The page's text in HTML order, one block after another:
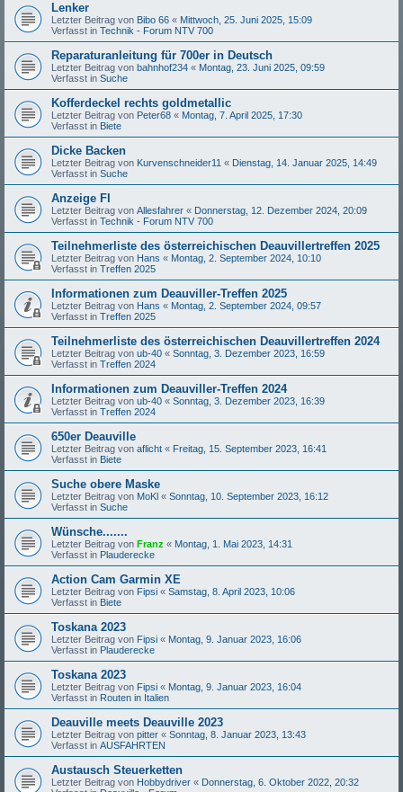
Lenker
Letzter Beitrag von Bibo 66 « Mittwoch, 25. Juni 2025, 15:09
Verfasst in Technik - Forum NTV 700
Reparaturanleitung für 700er in Deutsch
Letzter Beitrag von bahnhof234 « Montag, 23. Juni 2025, 09:59
Verfasst in Suche
Kofferdeckel rechts goldmetallic
Letzter Beitrag von Peter68 « Montag, 7. April 2025, 17:30
Verfasst in Biete
Dicke Backen
Letzter Beitrag von Kurvenschneider11 « Dienstag, 14. Januar 2025, 14:49
Verfasst in Suche
Anzeige FI
Letzter Beitrag von Allesfahrer « Donnerstag, 12. Dezember 2024, 20:09
Verfasst in Technik - Forum NTV 700
Teilnehmerliste des österreichischen Deauvillertreffen 2025
Letzter Beitrag von Hans « Montag, 2. September 2024, 10:10
Verfasst in Treffen 2025
Informationen zum Deauviller-Treffen 2025
Letzter Beitrag von Hans « Montag, 2. September 2024, 09:57
Verfasst in Treffen 2025
Teilnehmerliste des österreichischen Deauvillertreffen 2024
Letzter Beitrag von ub-40 « Sonntag, 3. Dezember 2023, 16:59
Verfasst in Treffen 2024
Informationen zum Deauviller-Treffen 2024
Letzter Beitrag von ub-40 « Sonntag, 3. Dezember 2023, 16:39
Verfasst in Treffen 2024
650er Deauville
Letzter Beitrag von aflicht « Freitag, 15. September 2023, 16:41
Verfasst in Biete
Suche obere Maske
Letzter Beitrag von MoKl « Sonntag, 10. September 2023, 16:12
Verfasst in Suche
Wünsche.......
Letzter Beitrag von Franz « Montag, 1. Mai 2023, 14:31
Verfasst in Plauderecke
Action Cam Garmin XE
Letzter Beitrag von Fipsi « Samstag, 8. April 2023, 10:06
Verfasst in Biete
Toskana 2023
Letzter Beitrag von Fipsi « Montag, 9. Januar 2023, 16:06
Verfasst in Plauderecke
Toskana 2023
Letzter Beitrag von Fipsi « Montag, 9. Januar 2023, 16:04
Verfasst in Routen in Italien
Deauville meets Deauville 2023
Letzter Beitrag von pitter « Sonntag, 8. Januar 2023, 13:43
Verfasst in AUSFAHRTEN
Austausch Steuerketten
Letzter Beitrag von Hobbydriver « Donnerstag, 6. Oktober 2022, 20:32